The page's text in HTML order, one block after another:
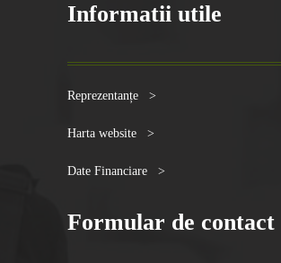
Informatii utile
Reprezentanțe >
Harta website >
Date Financiare >
Formular de contact